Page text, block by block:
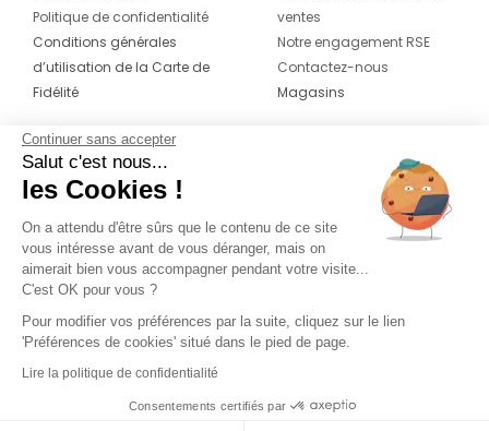
Politique de confidentialité
Conditions générales
d’utilisation de la Carte de
Fidélité
ventes
Notre engagement RSE
Contactez-nous
Magasins
CONTACT
04 42 20 78 42
Du lundi au jeudi de 8h30 à 16h30 & le
vendredi de 8h30 à 15h30
Continuer sans accepter
Salut c'est nous...
les Cookies !
On a attendu d'être sûrs que le contenu de ce site
vous intéresse avant de vous déranger, mais on
aimerait bien vous accompagner pendant votre visite...
C'est OK pour vous ?
Pour modifier vos préférences par la suite, cliquez sur le lien
'Préférences de cookies' situé dans le pied de page.
Lire la politique de confidentialité
Consentements certifiés par